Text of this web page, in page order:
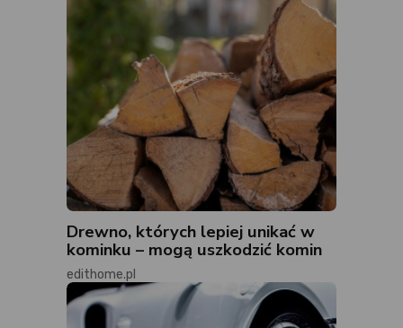
Drewno, których lepiej unikać w
kominku – mogą uszkodzić komin
edithome.pl